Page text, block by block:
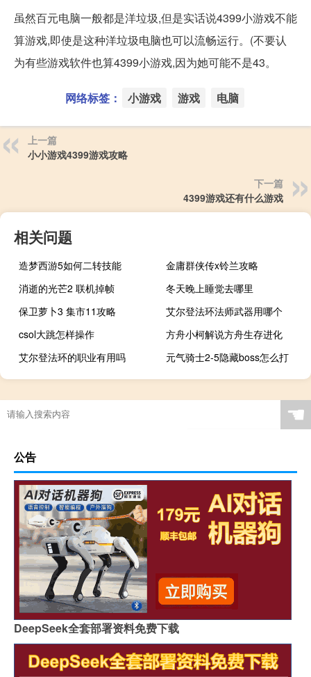
虽然百元电脑一般都是洋垃圾,但是实话说4399小游戏不能
算游戏,即使是这种洋垃圾电脑也可以流畅运行。(不要认
为有些游戏软件也算4399小游戏,因为她可能不是43。
网络标签： 小游戏 游戏 电脑
上一篇
小小游戏4399游戏攻略
下一篇
4399游戏还有什么游戏
相关问题
造梦西游5如何二转技能
金庸群侠传x铃兰攻略
消逝的光芒2 联机掉帧
冬天晚上睡觉去哪里
保卫萝卜3 集市11攻略
艾尔登法环法师武器用哪个
csol大跳怎样操作
方舟小柯解说方舟生存进化
艾尔登法环的职业有用吗
元气骑士2-5隐藏boss怎么打
☚
公告
DeepSeek全套部署资料免费下载